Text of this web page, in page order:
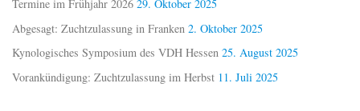
Termine im Frühjahr 2026 29. Oktober 2025
Abgesagt: Zuchtzulassung in Franken 2. Oktober 2025
Kynologisches Symposium des VDH Hessen 25. August 2025
Vorankündigung: Zuchtzulassung im Herbst 11. Juli 2025